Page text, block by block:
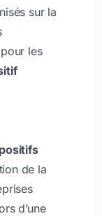
sur la
les
de la
d’une